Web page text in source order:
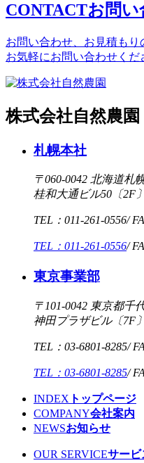
CONTACTお問い
お問い合わせ、 お見積もり
お気軽にお問い合わせくだ
株式会社自然農園
札幌本社
〒060-0042 北海道札
桂和大通ビル50〔2F〕
TEL：011-261-0556/
TEL：011-261-0556/
東京事業部
〒101-0042 東京都千
神田プラザビル〔7F〕
TEL：03-6801-8285/
TEL：03-6801-8285/
INDEX トップページ
COMPANY会社案内
NEWSお知らせ
OUR SERVICEサービ